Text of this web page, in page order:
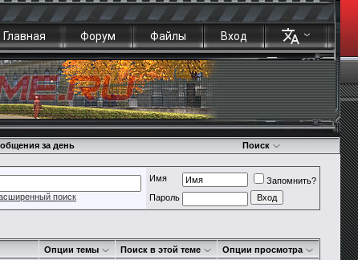
Главная Форум Файлы Вход
за день Поиск
поиск
Имя
Запомнить?
Пароль
Опции темы Поиск в этой теме Опции просмотра